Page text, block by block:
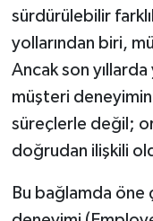
sürdürülebilir
yollarından biri,
Ancak son
müşteri
süreçlerle değil;
doğrudan ilişkili
Bu bağlamda öne